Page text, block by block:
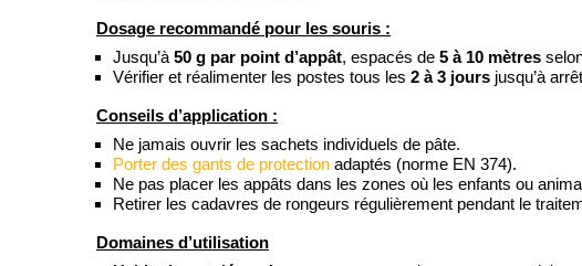
Dosage recommandé pour les souris :
Jusqu’à 50 g par point d’appât, espacés de 5 à 10 mètres
Vérifier et réalimenter les postes tous les 2 à 3 jours jusqu’à
Conseils d’application :
Ne jamais ouvrir les sachets individuels de pâte.
Porter des gants de protection adaptés (norme EN 374).
Ne pas placer les appâts dans les zones où les enfants ou
Retirer les cadavres de rongeurs régulièrement pendant le
Domaines d’utilisation